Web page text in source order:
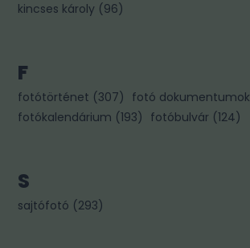
kincses károly (96)
F
fotótörténet (307) fotó dokumentumok
fotókalendárium (193) fotóbulvár (124)
S
sajtófotó (293)